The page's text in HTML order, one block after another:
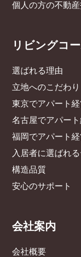
個人の方の不動
リビングコ
選ばれる理由
立地へのこだわり
東京でアパート
名古屋でアパー
福岡でアパート
入居者に選ばれ
構造品質
安心のサポート
会社案内
会社概要